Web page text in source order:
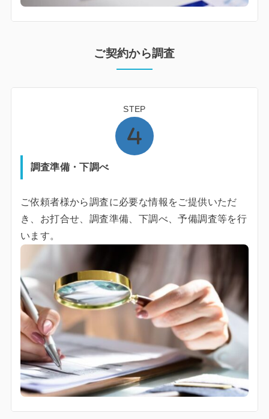
ご契約から調査
STEP
調査準備・下調べ
ご依頼者様から調査に必要な情報をご提供いただ
き、お打合せ、調査準備、下調べ、予備調査等を行
います。